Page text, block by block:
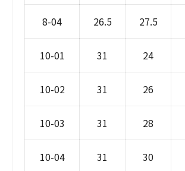
8-04 26.5 27.5
10-01 31 24
10-02 31 26
10-03 31 28
10-04 31 30